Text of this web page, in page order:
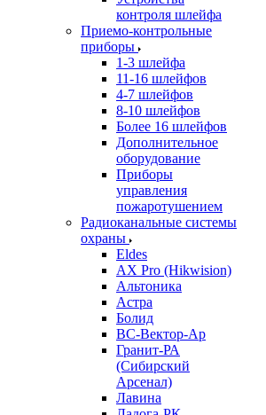
контроля шлейфа
Приемо-контрольные
приборы
1-3 шлейфа
11-16 шлейфов
4-7 шлейфов
8-10 шлейфов
Более 16 шлейфов
Дополнительное
оборудование
Приборы
управления
пожаротушением
Радиоканальные системы
охраны
Eldes
AX Pro (Hikwision)
Альтоника
Астра
Болид
ВС-Вектор-Ар
Гранит-РА
(Сибирский
Арсенал)
Лавина